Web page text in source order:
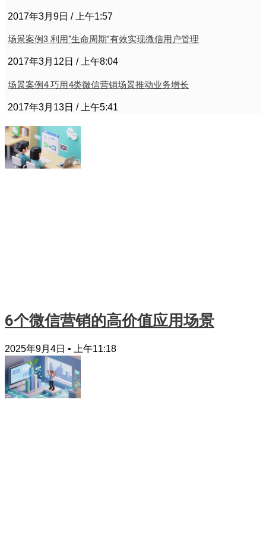
2017年3月9日 上午1:57
场景案例3 利用“生命周期”有效实现微信用户管理
2017年3月12日 上午8:04
场景案例4 巧用4类微信营销场景推动业务增长
2017年3月13日 上午5:41
6个微信营销的高价值应用场景
2025年9月4日 上午11:18